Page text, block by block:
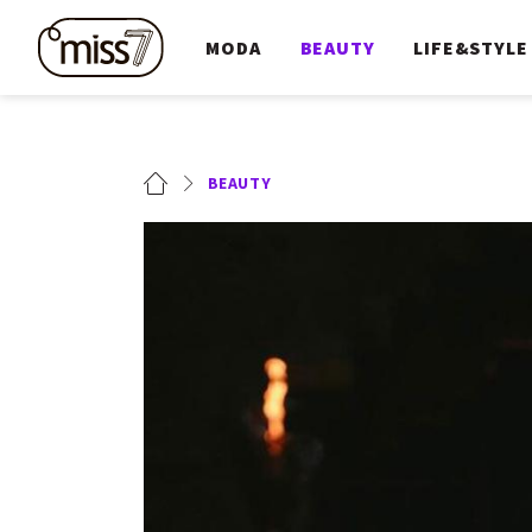
MODA BEAUTY LIFE&STYLE
BEAUTY